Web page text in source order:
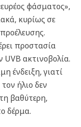
φάσματος»,
κυρίως σε
προστασία
ακτινοβολία.
ένδειξη, γιατί
ήλιο δεν
βαθύτερη,
δέρμα.